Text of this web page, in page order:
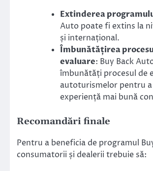
Extinderea
Auto poate fi extins la
și internațional.
Îmbunătățirea
evaluare: Buy Back
îmbunătăți procesul de
autoturismelor pentru
experiență mai bună
Recomandări finale
Pentru a beneficia de programul
consumatorii și dealerii trebuie să: